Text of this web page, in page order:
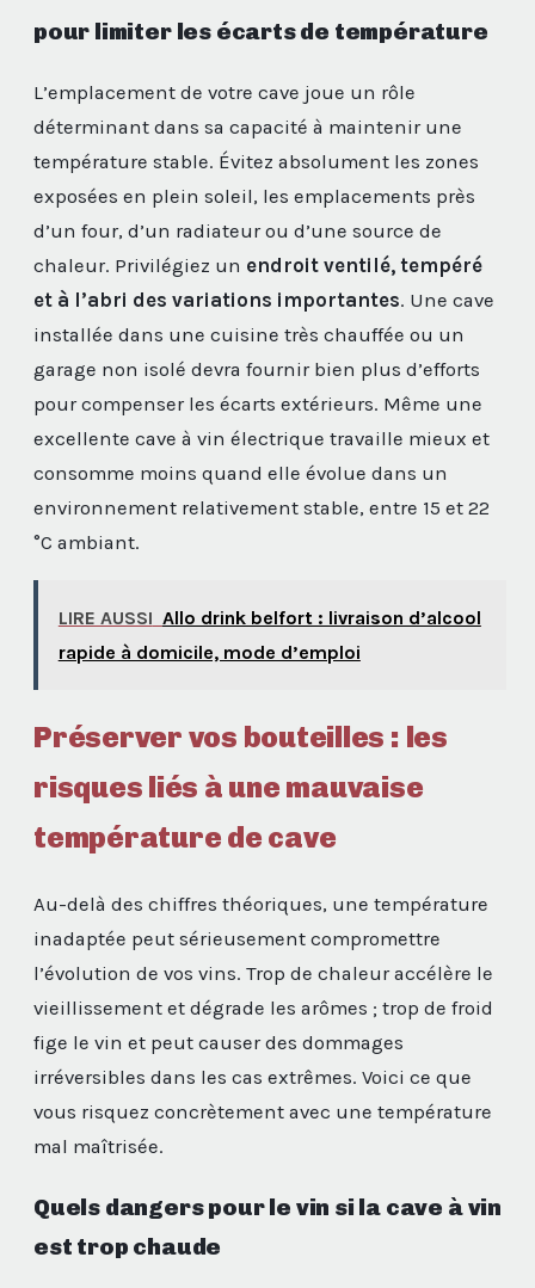
pour limiter les écarts de température
L’emplacement de votre cave joue un rôle
déterminant dans sa capacité à maintenir une
température stable. Évitez absolument les zones
exposées en plein soleil, les emplacements près
d’un four, d’un radiateur ou d’une source de
chaleur. Privilégiez un endroit ventilé, tempéré
et à l’abri des variations importantes. Une cave
installée dans une cuisine très chauffée ou un
garage non isolé devra fournir bien plus d’efforts
pour compenser les écarts extérieurs. Même une
excellente cave à vin électrique travaille mieux et
consomme moins quand elle évolue dans un
environnement relativement stable, entre 15 et 22
°C ambiant.
LIRE AUSSI Allo drink belfort : livraison d’alcool
rapide à domicile, mode d’emploi
Préserver vos bouteilles : les
risques liés à une mauvaise
température de cave
Au-delà des chiffres théoriques, une température
inadaptée peut sérieusement compromettre
l’évolution de vos vins. Trop de chaleur accélère le
vieillissement et dégrade les arômes ; trop de froid
fige le vin et peut causer des dommages
irréversibles dans les cas extrêmes. Voici ce que
vous risquez concrètement avec une température
mal maîtrisée.
Quels dangers pour le vin si la cave à vin
est trop chaude